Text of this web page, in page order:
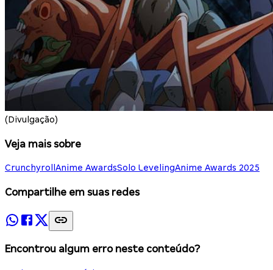
(Divulgação)
Veja mais sobre
Crunchyroll Anime AwardsSolo LevelingAnime Awards 2025
Compartilhe em suas redes
Encontrou algum erro neste conteúdo?